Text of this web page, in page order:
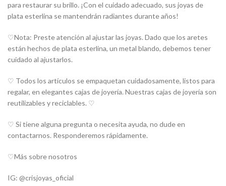
para restaurar su brillo. ¡Con el cuidado adecuado, sus joyas de
plata esterlina se mantendrán radiantes durante años!
♡Nota: Preste atención al ajustar las joyas. Dado que los aretes
están hechos de plata esterlina, un metal blando, debemos tener
cuidado al ajustarlos.
♡ Todos los artículos se empaquetan cuidadosamente, listos para
regalar, en elegantes cajas de joyería. Nuestras cajas de joyería son
reutilizables y reciclables. ♡
♡ Si tiene alguna pregunta o necesita ayuda, no dude en
contactarnos. Responderemos rápidamente.
♡Más sobre nosotros
IG: @crisjoyas_oficial